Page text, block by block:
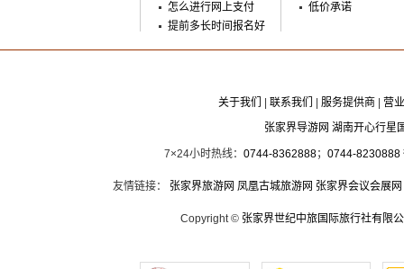
怎么进行网上支付
提前多长时间报名好
低价承诺
关于我们 联系我们 服务提供商
营
张家界导游网 湖南开心行星
7×24小时热线： 0744-8362888； 0744-8230888
友情链接： 张家界旅游网 凤凰古城旅游网 张家界会议会展网
Copyright © 张家界世纪中旅国际旅行社有限